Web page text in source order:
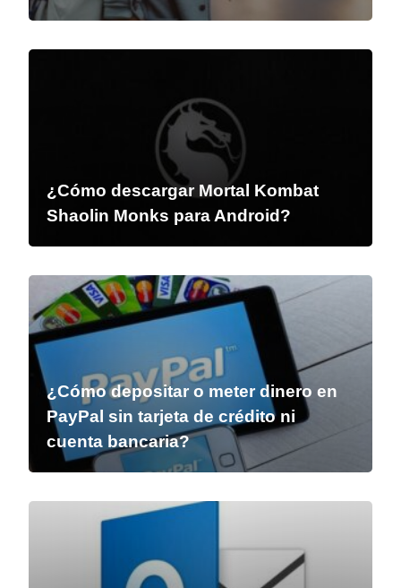
¿Cómo descargar Mortal Kombat
Shaolin Monks para Android?
¿Cómo depositar o meter dinero en
PayPal sin tarjeta de crédito ni
cuenta bancaria?